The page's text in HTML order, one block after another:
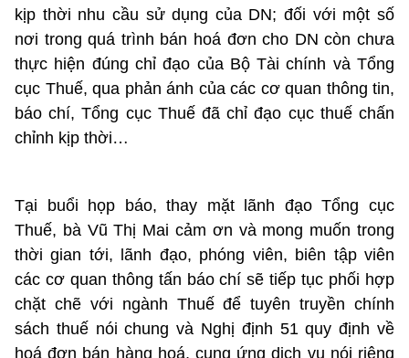
kịp thời nhu cầu sử dụng của DN; đối với một số
nơi trong quá trình bán hoá đơn cho DN còn chưa
thực hiện đúng chỉ đạo của Bộ Tài chính và Tổng
cục Thuế, qua phản ánh của các cơ quan thông tin,
báo chí, Tổng cục Thuế đã chỉ đạo cục thuế chấn
chỉnh kịp thời…
Tại buổi họp báo, thay mặt lãnh đạo Tổng cục
Thuế, bà Vũ Thị Mai cảm ơn và mong muốn trong
thời gian tới, lãnh đạo, phóng viên, biên tập viên
các cơ quan thông tấn báo chí sẽ tiếp tục phối hợp
chặt chẽ với ngành Thuế để tuyên truyền chính
sách thuế nói chung và Nghị định 51 quy định về
hoá đơn bán hàng hoá, cung ứng dịch vụ nói riêng